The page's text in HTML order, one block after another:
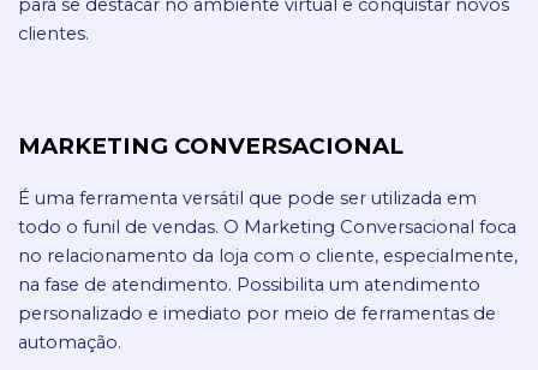
para se destacar no ambiente virtual e conquistar novos
clientes.
MARKETING CONVERSACIONAL
É uma ferramenta versátil que pode ser utilizada em
todo o funil de vendas. O Marketing Conversacional foca
no relacionamento da loja com o cliente, especialmente,
na fase de atendimento. Possibilita um atendimento
personalizado e imediato por meio de ferramentas de
automação.